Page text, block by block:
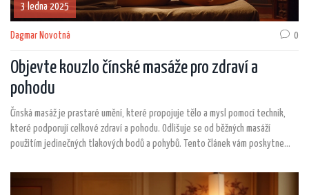
3 ledna 2025
Dagmar Novotná 0
Objevte kouzlo čínské masáže pro zdraví a
pohodu
Čínská masáž je prastaré umění, které propojuje tělo a mysl pomocí technik,
které podporují celkové zdraví a pohodu. Odlišuje se od běžných masáží
použitím jedinečných tlakových bodů a pohybů. Tento článek vám poskytne
způsobech, jak ji začlenit do svého každodenního života. Zkuste něco nového a
objevte účinky, které mohou pomoci ulevit od stresu, zlepšit průtok energie a